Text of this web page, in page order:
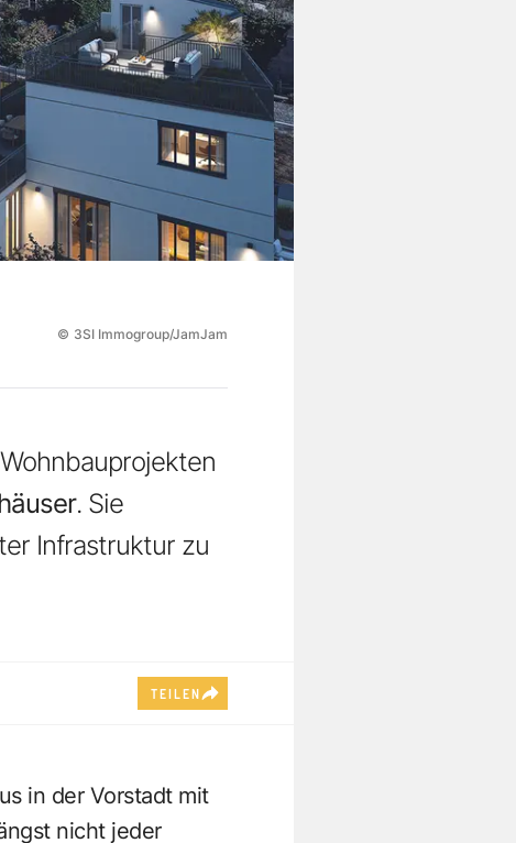
© 3SI Immogroup/JamJam
. Sie
Infrastruktur zu
TEILEN
in der Vorstadt mit
nicht jeder